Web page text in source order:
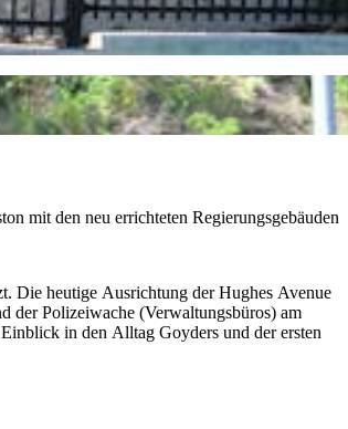
mit den neu errichteten Regierungsgebäuden
Die heutige Ausrichtung der Hughes Avenue
der Polizeiwache (Verwaltungsbüros) am
in den Alltag Goyders und der ersten